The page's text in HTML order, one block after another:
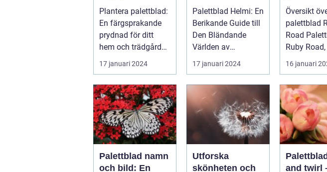
prydnad för ditt
hem och
trädgård
Plantera palettblad:
En färgsprakande
prydnad för ditt
hem och trädgård
Inledning Palettblad
är en ...
17 januari 2024
till Den
Bländande
Världen av
Palettblad
Palettblad Helmi: En
Berikande Guide till
Den Bländande
Världen av
Palettblad
Inledning:
Palettblad...
17 januari 2024
Ruby
Översikt
palettblad
Road
Ruby
känt som
bicolor, är
16 januari
Palettblad namn
och bild: En
Utforska
skönheten och
and twirl